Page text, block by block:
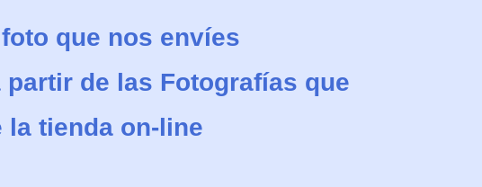
que nos envíes
de las Fotografías que
tienda on-line